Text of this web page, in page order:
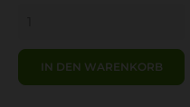
IN DEN WARENKORB